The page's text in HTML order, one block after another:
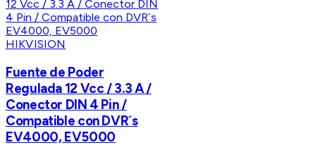
HIKVISION
Fuente de Poder
Regulada 12 Vcc / 3.3 A /
Conector DIN 4 Pin /
Compatible con DVR´s
EV4000, EV5000